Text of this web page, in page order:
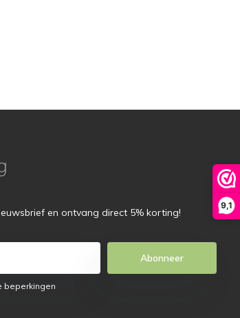
9,1
en ontvang direct 5% korting!
Abonneer
beperkingen